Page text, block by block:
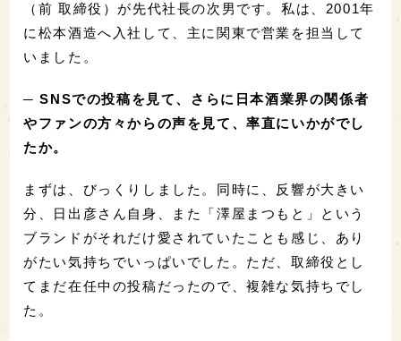
（前 取締役）が先代社長の次男です。私は、2001年
に松本酒造へ入社して、主に関東で営業を担当して
いました。
─ SNSでの投稿を見て、さらに日本酒業界の関係者
やファンの方々からの声を見て、率直にいかがでし
たか。
まずは、びっくりしました。同時に、反響が大きい
分、日出彦さん自身、また「澤屋まつもと」という
ブランドがそれだけ愛されていたことも感じ、あり
がたい気持ちでいっぱいでした。ただ、取締役とし
てまだ在任中の投稿だったので、複雑な気持ちでし
た。